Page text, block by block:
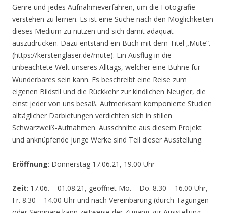
Genre und jedes Aufnahmeverfahren, um die Fotografie
verstehen zu lernen. Es ist eine Suche nach den Möglichkeiten
dieses Medium zu nutzen und sich damit adäquat
auszudrücken. Dazu entstand ein Buch mit dem Titel „Mute“.
(https://kerstenglaser.de/mute). Ein Ausflug in die
unbeachtete Welt unseres Alltags, welcher eine Bühne für
Wunderbares sein kann. Es beschreibt eine Reise zum
eigenen Bildstil und die Rückkehr zur kindlichen Neugier, die
einst jeder von uns besaß. Aufmerksam komponierte Studien
alltäglicher Darbietungen verdichten sich in stillen
Schwarzweiß-Aufnahmen. Ausschnitte aus diesem Projekt
und anknüpfende junge Werke sind Teil dieser Ausstellung.
Eröffnung: Donnerstag 17.06.21, 19.00 Uhr
Zeit: 17.06. – 01.08.21, geöffnet Mo. – Do. 8.30 – 16.00 Uhr,
Fr. 8.30 – 14.00 Uhr und nach Vereinbarung (durch Tagungen